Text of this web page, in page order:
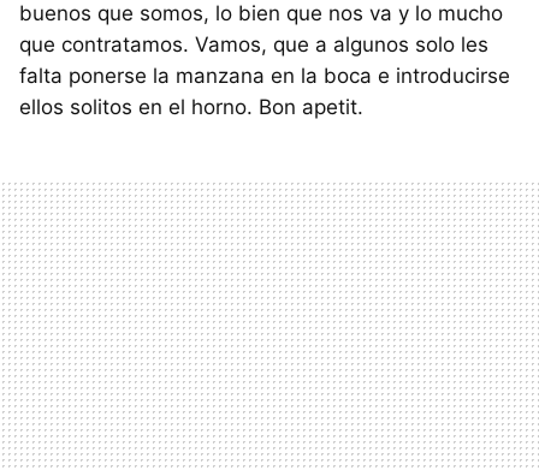
buenos que somos, lo bien que nos va y lo mucho
que contratamos. Vamos, que a algunos solo les
falta ponerse la manzana en la boca e introducirse
ellos solitos en el horno. Bon apetit.